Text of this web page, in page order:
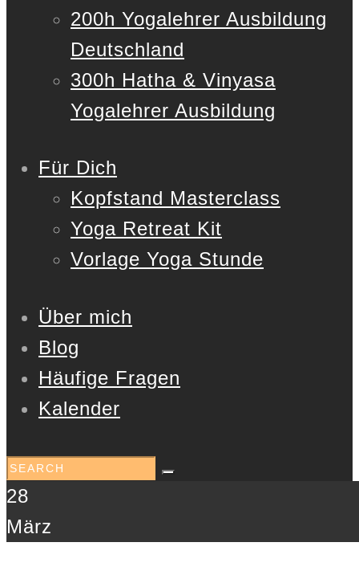
200h Yogalehrer Ausbildung
Deutschland
300h Hatha & Vinyasa
Yogalehrer Ausbildung
Für Dich
Kopfstand Masterclass
Yoga Retreat Kit
Vorlage Yoga Stunde
Über mich
Blog
Häufige Fragen
Kalender
28
März